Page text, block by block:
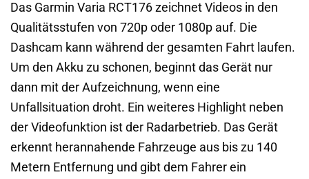
Das Garmin Varia RCT176 zeichnet Videos in den
Qualitätsstufen von 720p oder 1080p auf. Die
Dashcam kann während der gesamten Fahrt laufen.
Um den Akku zu schonen, beginnt das Gerät nur
dann mit der Aufzeichnung, wenn eine
Unfallsituation droht. Ein weiteres Highlight neben
der Videofunktion ist der Radarbetrieb. Das Gerät
erkennt herannahende Fahrzeuge aus bis zu 140
Metern Entfernung und gibt dem Fahrer ein